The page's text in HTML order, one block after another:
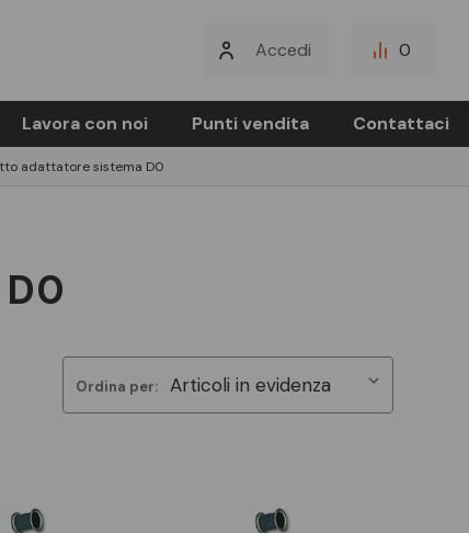
Accedi 0
Lavora con noi Punti vendita Contattaci
adattatore sistema D0
Ordina per: